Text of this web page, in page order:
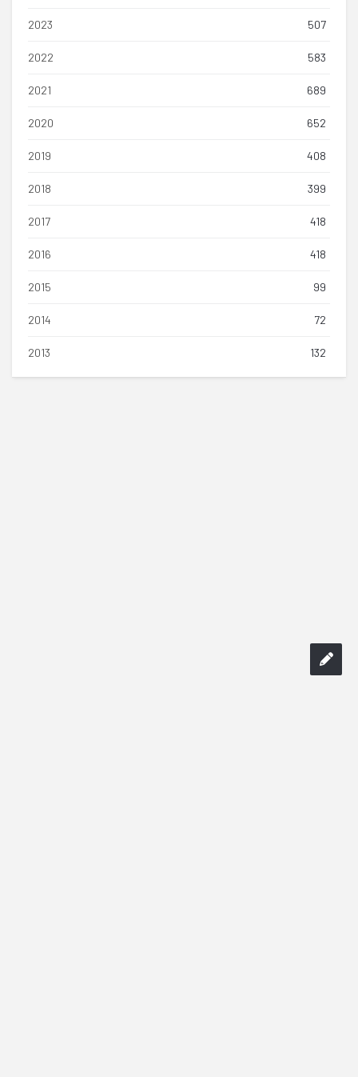
2023 507
2022 583
2021 689
2020 652
2019 408
2018 399
2017 418
2016 418
2015 99
2014 72
2013 132